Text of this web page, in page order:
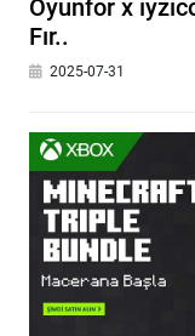
Oyunfor x
Fır..
2025-07-31